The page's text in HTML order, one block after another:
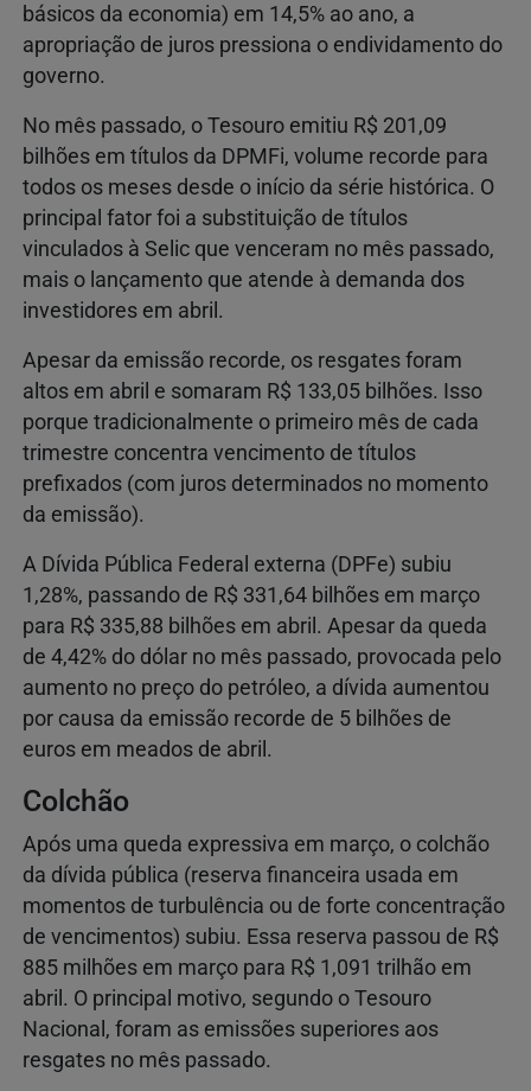
básicos da economia) em 14,5% ao ano, a
apropriação de juros pressiona o endividamento do
governo.
No mês passado, o Tesouro emitiu R$ 201,09
bilhões em títulos da DPMFi, volume recorde para
todos os meses desde o início da série histórica. O
principal fator foi a substituição de títulos
vinculados à Selic que venceram no mês passado,
mais o lançamento que atende à demanda dos
investidores em abril.
Apesar da emissão recorde, os resgates foram
altos em abril e somaram R$ 133,05 bilhões. Isso
porque tradicionalmente o primeiro mês de cada
trimestre concentra vencimento de títulos
prefixados (com juros determinados no momento
da emissão).
A Dívida Pública Federal externa (DPFe) subiu
1,28%, passando de R$ 331,64 bilhões em março
para R$ 335,88 bilhões em abril. Apesar da queda
de 4,42% do dólar no mês passado, provocada pelo
aumento no preço do petróleo, a dívida aumentou
por causa da emissão recorde de 5 bilhões de
euros em meados de abril.
Colchão
Após uma queda expressiva em março, o colchão
da dívida pública (reserva financeira usada em
momentos de turbulência ou de forte concentração
de vencimentos) subiu. Essa reserva passou de R$
885 milhões em março para R$ 1,091 trilhão em
abril. O principal motivo, segundo o Tesouro
Nacional, foram as emissões superiores aos
resgates no mês passado.